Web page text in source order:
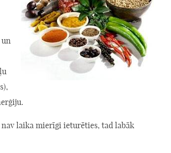
un
nav laika mierīgi ieturēties, tad labāk